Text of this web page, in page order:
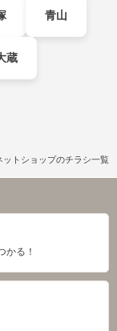
青山
蔵
ットショップのチラシ一覧
かる！